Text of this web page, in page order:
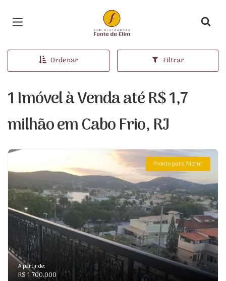
Página inicial
Ordenar Filtrar
1 Imóvel à Venda até R$ 1,7
milhão em Cabo Frio, RJ
Pronto para Morar
A partir de:
R$ 1.700.000